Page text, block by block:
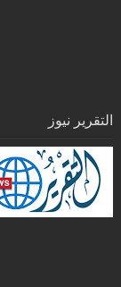
التقرير نيوز